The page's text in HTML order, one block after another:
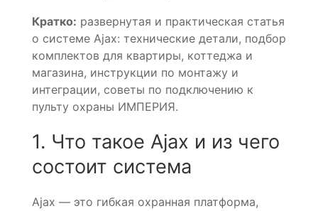
Кратко: развернутая и практическая статья
о системе Ajax: технические детали, подбор
комплектов для квартиры, коттеджа и
магазина, инструкции по монтажу и
интеграции, советы по подключению к
пульту охраны ИМПЕРИЯ.
1. Что такое Ajax и из чего
состоит система
Ajax — это гибкая охранная платформа,